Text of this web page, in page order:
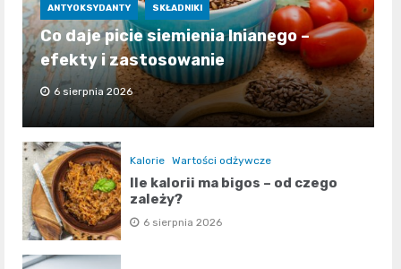
ANTYOKSYDANTY SKŁADNIKI
Co daje picie siemienia lnianego –
efekty i zastosowanie
6 sierpnia 2026
Kalorie Wartości odżywcze
Ile kalorii ma bigos – od czego
zależy?
6 sierpnia 2026